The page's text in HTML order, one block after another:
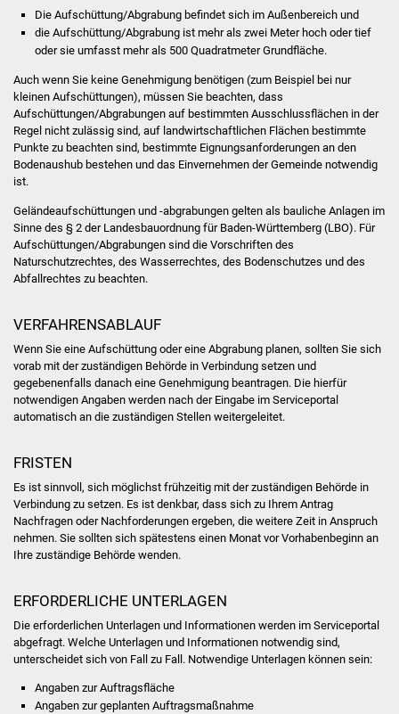
Sanierung Hallenbad
Sanierung Bizethalle
Ortsentwicklung
Presse
Bürger & Service
Was erledige ich wo
Formulare
Bürgerinfos
Schulen
Kindergärten
Volkshochschule
Soziale Einrichtungen
Kirchen
Die Aufschüttung/Abgrabung befindet sich im Außenbereich und
die Aufschüttung/Abgrabung ist mehr als zwei Meter hoch oder tief
oder sie umfasst mehr als 500 Quadratmeter Grundfläche.
Auch wenn Sie keine Genehmigung benötigen (zum Beispiel bei nur
kleinen Aufschüttungen), müssen Sie beachten, dass
Aufschüttungen/Abgrabungen auf bestimmten Ausschlussflächen in der
Regel nicht zulässig sind, auf landwirtschaftlichen Flächen bestimmte
Punkte zu beachten sind, bestimmte Eignungsanforderungen an den
Bodenaushub bestehen und das Einvernehmen der Gemeinde notwendig
ist.
Geländeaufschüttungen und -abgrabungen gelten als bauliche Anlagen im
Sinne des § 2 der Landesbauordnung für Baden-Württemberg (LBO). Für
Aufschüttungen/Abgrabungen sind die Vorschriften des
Naturschutzrechtes, des Wasserrechtes, des Bodenschutzes und des
Abfallrechtes zu beachten.
VERFAHRENSABLAUF
Wenn Sie eine Aufschüttung oder eine Abgrabung planen, sollten Sie sich
vorab mit der zuständigen Behörde in Verbindung setzen und
gegebenenfalls danach eine Genehmigung beantragen. Die hierfür
notwendigen Angaben werden nach der Eingabe im Serviceportal
automatisch an die zuständigen Stellen weitergeleitet.
FRISTEN
Es ist sinnvoll, sich möglichst frühzeitig mit der zuständigen Behörde in
Verbindung zu setzen. Es ist denkbar, dass sich zu Ihrem Antrag
Nachfragen oder Nachforderungen ergeben, die weitere Zeit in Anspruch
nehmen. Sie sollten sich spätestens einen Monat vor Vorhabenbeginn an
Ihre zuständige Behörde wenden.
ERFORDERLICHE UNTERLAGEN
Die erforderlichen Unterlagen und Informationen werden im Serviceportal
abgefragt. Welche Unterlagen und Informationen notwendig sind,
unterscheidet sich von Fall zu Fall. Notwendige Unterlagen können sein:
Angaben zur Auftragsfläche
Angaben zur geplanten Auftragsmaßnahme